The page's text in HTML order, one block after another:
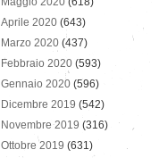
Aprile 2020 (643)
Marzo 2020 (437)
Febbraio 2020 (593)
Gennaio 2020 (596)
Dicembre 2019 (542)
Novembre 2019 (316)
Ottobre 2019 (631)